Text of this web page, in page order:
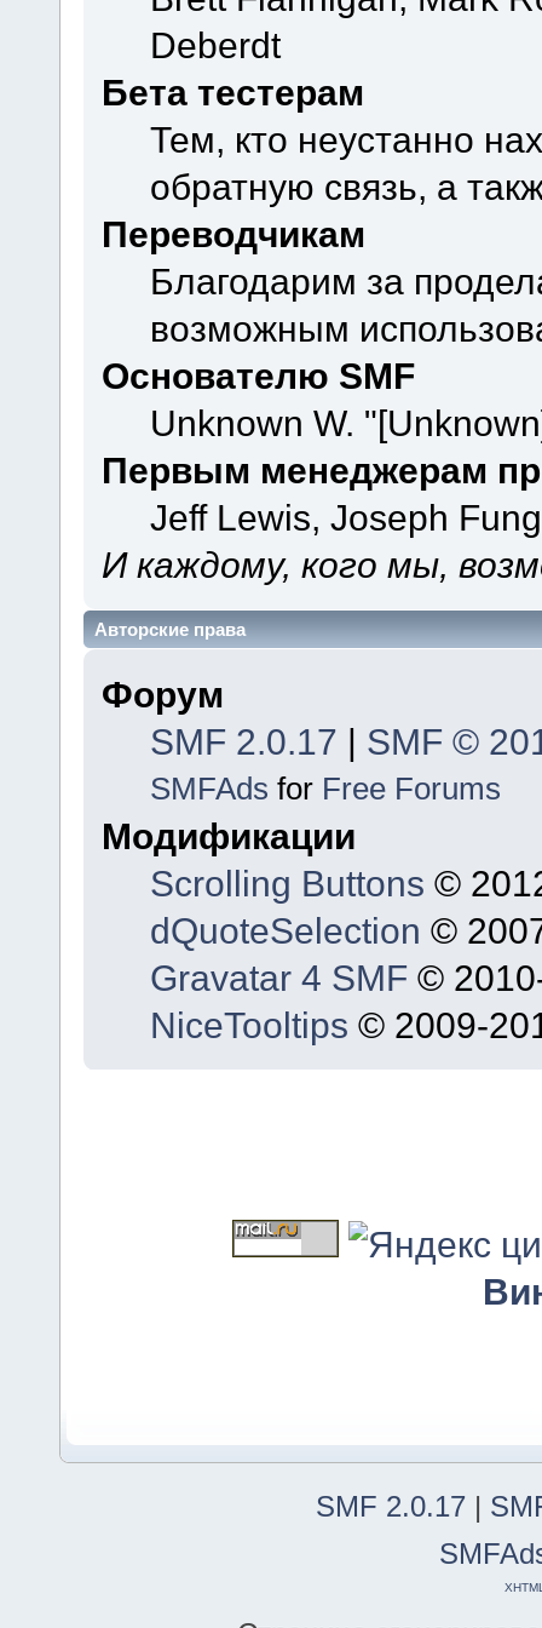
Deberdt
Бета тестерам
Тем, кто неустанно
обратную связь, а
Переводчикам
Благодарим за
возможным
Основателю SMF
Unknown W.
Первым менеджерам
Jeff Lewis, Joseph
И каждому, кого мы,
Авторские права
Форум
SMF 2.0.17 | SMF ©
SMFAds for Free Forums
Модификации
Scrolling Buttons ©
dQuoteSelection ©
Gravatar 4 SMF ©
NiceTooltips © 2009-
SMF 2.0.17 |